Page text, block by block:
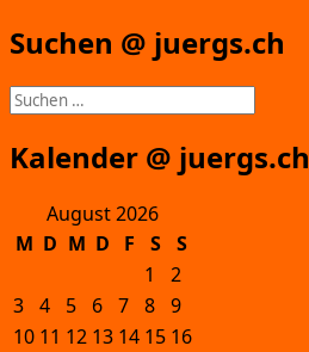
Suchen @ juergs.ch
Suchen
nach:
Kalender @ juergs.ch
August 2026
M D M D F S
S
1
2
3 4 5 6 7 8 9
10 11 12 13 14 15 16